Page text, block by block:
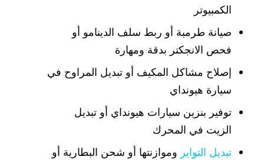
الكمبيوتر
صيانة طرمبة أو ربط سلف الدينامو أو
فحص الانجكتر بدقة ومهارة
إصلاح مشاكل المكيف أو تبديل المراوح في
سيارة هيونداي
توفير بنزين سيارات هيونداي أو تبديل
الزيت في المحرك
تبديل التواير وموازنتها أو شحن البطارية أو